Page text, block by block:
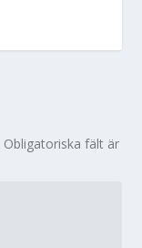
Obligatoriska fält är